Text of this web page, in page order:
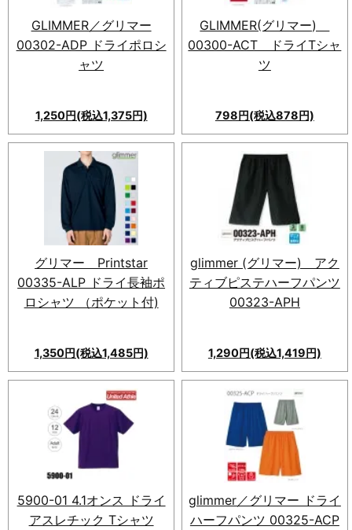
きやすく快適な着心地で長く愛
用できる一枚。
GLIMMER／グリマー
00302-ADP ドライポロシ
ャツ
1,250円(税込1,375円)
GLIMMER(グリマー)
00300-ACT ドライTシャ
ツ
798円(税込878円)
速乾性と吸汗性に優れた
GLIMMER(グリマー)
00300-ACT ドライTシャ
ツ。53色展開、豊富なサイズ展
開で自由度高く、スポーツやア
ウトドアで快適に活躍。
グリマー Printstar
00335-ALP ドライ長袖ポ
ロシャツ （ポケット付)
1,350円(税込1,485円)
【スポーツやビジネスに最適
な】速乾ドライ長袖ポロシャ
ツ！吸汗性・UVカット機能付
き。日本人サイズ。カジュアル
から店舗ユニフォームまで幅広
い用途に対応。
glimmer (グリマー) アク
ティブピステハーフパンツ
00323-APH
1,290円(税込1,419円)
5900-01 4.1オンス ドライ
アスレチック Tシャツ
glimmer／グリマー ドライ
ハーフパンツ 00325-ACP